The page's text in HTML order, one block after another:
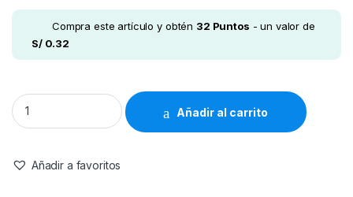
Compra este artículo y obtén 32 Puntos - un valor de
S/0.32
Nordic Naturals, DHA, Fresa, de 250 mg de los niños,
Añadir al carrito
Añadir a favoritos